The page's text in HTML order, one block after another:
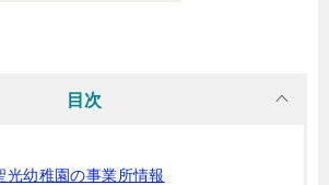
目次
光幼稚園の事業所情報